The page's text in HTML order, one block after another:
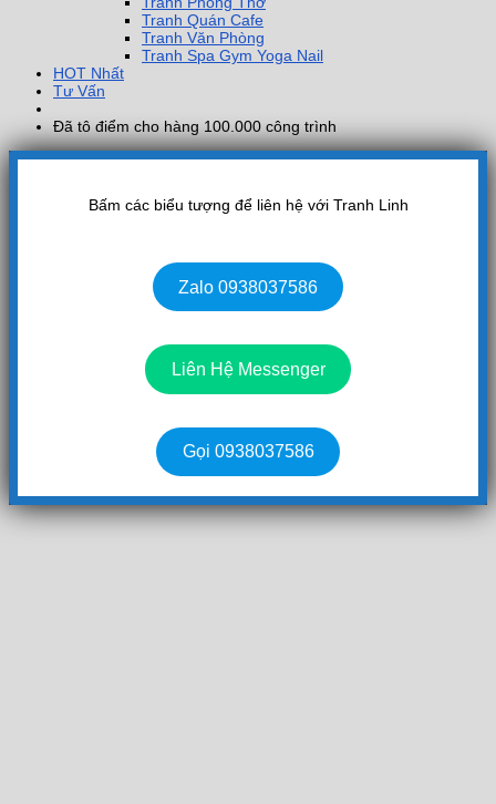
Tranh Quán Cafe
Tranh Văn Phòng
Tranh Spa Gym Yoga Nail
HOT Nhất
Tư Vấn
Đã tô điểm cho hàng 100.000 công trình
Bấm các biểu tượng để liên hệ với Tranh Linh
Zalo 0938037586
Liên Hệ Messenger
Gọi 0938037586